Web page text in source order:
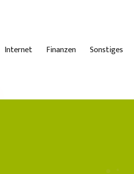
Internet Finanzen Sonstiges